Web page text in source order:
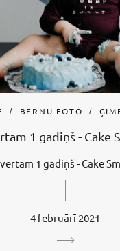
BĒRNU FOTO
1 gadiņš - Cake
1 gadiņš - Cake
4 februārī 2021